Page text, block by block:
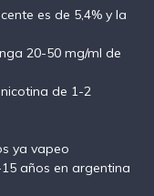
es de 5,4% y la
20-50 mg/ml de
de 1-2
ya vapeo
años en argentina